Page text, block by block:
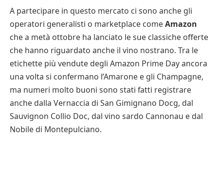
A partecipare in questo mercato ci sono anche gli
operatori generalisti o marketplace comeAmazon
che a metà ottobre ha lanciato le sue classiche offerte
che hanno riguardato anche il vino nostrano. Tra le
etichette più vendute degli Amazon Prime Day ancora
una volta si confermano l’Amarone e gli Champagne,
ma numeri molto buoni sono stati fatti registrare
anche dalla Vernaccia di San Gimignano Docg, dal
Sauvignon Collio Doc, dal vino sardo Cannonau e dal
Nobile di Montepulciano.